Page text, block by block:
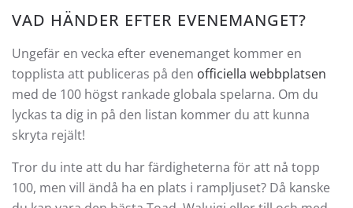
VAD HÄNDER EFTER EVENEMANGET?
Ungefär en vecka efter evenemanget kommer en
topplista att publiceras på den officiella webbplatsen
med de 100 högst rankade globala spelarna. Om du
lyckas ta dig in på den listan kommer du att kunna
skryta rejält!
Tror du inte att du har färdigheterna för att nå topp
100, men vill ändå ha en plats i rampljuset? Då kanske